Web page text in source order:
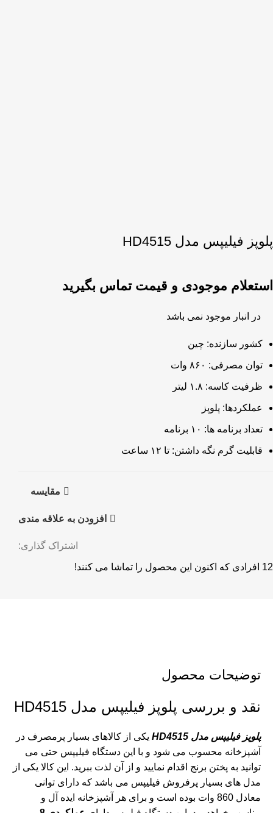
پلوپز فیلیپس مدل HD4515
استعلام موجودی و قیمت تماس بگیرید
در انبار موجود نمی باشد
کشور سازنده: چین
توان مصرفی: ۸۶۰ وات
ظرفیت کاسه: ۱.۸ لیتر
عملکردها: پلوپز
تعداد برنامه ها: ۱۰ برنامه
قابلیت گرم نگه داشتن: تا ۱۲ ساعت
مقايسه
افزودن به علاقه مندی
اشتراک گذاری:
12 افرادی که اکنون این محصول را تماشا می کنند!
توضیحات محصول
نقد و بررسی پلوپز فیلیپس مدل HD4515
پلوپز فیلیپس مدل HD4515
یکی از کالاهای بسیار پرمصرف در
آشپزخانه محسوب می شود و با این دستگاه فیلیپس حتی می
توانید به پختن برنج اقدام نمایید و از آن لذت ببرید. این کالا یکی از
مدل های بسیار پرفروش فیلیپس می باشد که دارای توانی
معادل 860 وات بوده است و برای هر آشپزخانه ایده آل و